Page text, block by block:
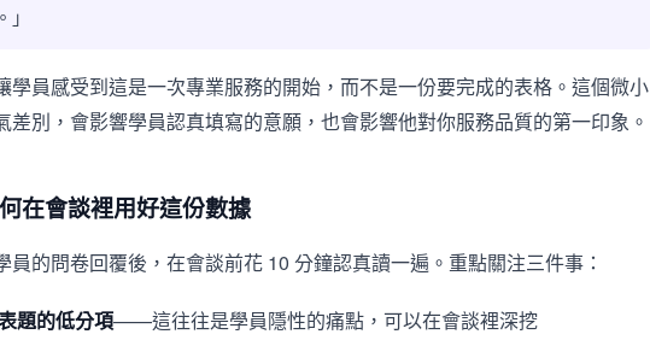
」
學員感受到這是一次專業服務的開始，而不是一份要完成的表格。這個微小
差別，會影響學員認真填寫的意願，也會影響他對你服務品質的第一印象。
在會談裡用好這份數據
員的問卷回覆後，在會談前花 10 分鐘認真讀一遍。重點關注三件事：
題的低分項——這往往是學員隱性的痛點，可以在會談裡深挖